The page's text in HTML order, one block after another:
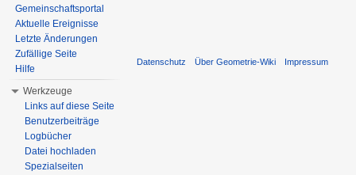
Gemeinschaftsportal
Aktuelle Ereignisse
Letzte Änderungen
Zufällige Seite
Hilfe
Werkzeuge
Links auf diese Seite
Benutzerbeiträge
Logbücher
Datei hochladen
Spezialseiten
Datenschutz Über Geometrie-Wiki Impressum